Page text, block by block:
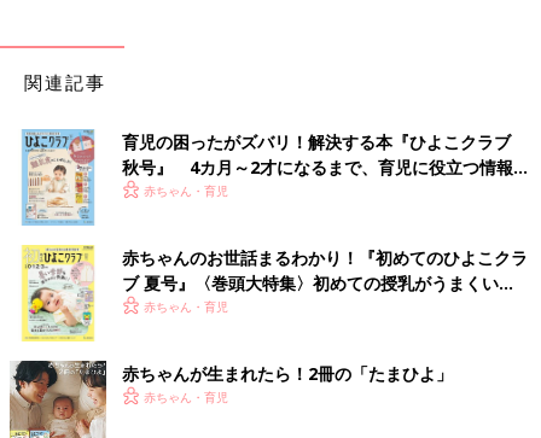
関連記事
育児の困ったがズバリ！解決する本『ひよこクラブ
秋号』 4カ月～2才になるまで、育児に役立つ情報が
いっぱい！
赤ちゃん・育児
赤ちゃんのお世話まるわかり！『初めてのひよこクラ
ブ 夏号』〈巻頭大特集〉初めての授乳がうまくい
く！ おっぱい・ミルクの基本と夏のトラブル 解決テ
赤ちゃん・育児
赤ちゃんが生まれたら！2冊の「たまひよ」
赤ちゃん・育児